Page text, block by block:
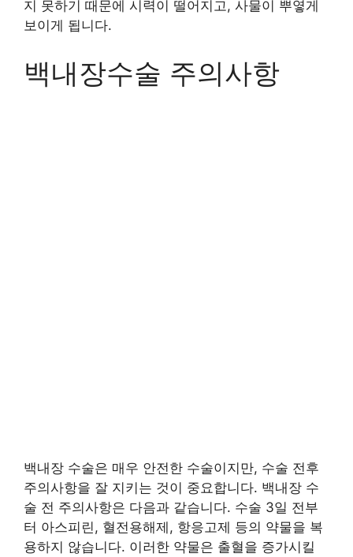
지 못하기 때문에 시력이 떨어지고, 사물이 뿌옇게
보이게 됩니다.
백내장수술 주의사항
백내장 수술은 매우 안전한 수술이지만, 수술 전후
주의사항을 잘 지키는 것이 중요합니다. 백내장 수
술 전 주의사항은 다음과 같습니다. 수술 3일 전부
터 아스피린, 혈전용해제, 항응고제 등의 약물을 복
용하지 않습니다. 이러한 약물은 출혈을 증가시킬